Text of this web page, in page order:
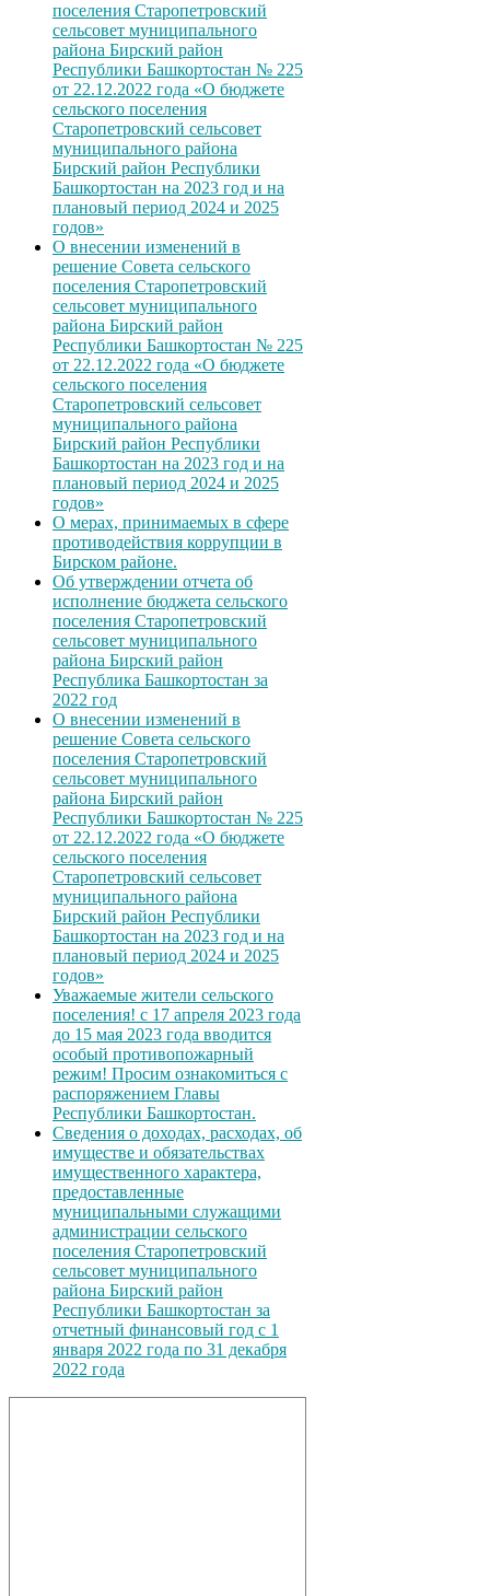
поселения Старопетровский
сельсовет муниципального
района Бирский район
Республики Башкортостан № 225
от 22.12.2022 года «О бюджете
сельского поселения
Старопетровский сельсовет
муниципального района
Бирский район Республики
Башкортостан на 2023 год и на
плановый период 2024 и 2025
годов»
О внесении изменений в
решение Совета сельского
поселения Старопетровский
сельсовет муниципального
района Бирский район
Республики Башкортостан № 225
от 22.12.2022 года «О бюджете
сельского поселения
Старопетровский сельсовет
муниципального района
Бирский район Республики
Башкортостан на 2023 год и на
плановый период 2024 и 2025
годов»
О мерах, принимаемых в сфере
противодействия коррупции в
Бирском районе.
Об утверждении отчета об
исполнение бюджета сельского
поселения Старопетровский
сельсовет муниципального
района Бирский район
Республика Башкортостан за
2022 год
О внесении изменений в
решение Совета сельского
поселения Старопетровский
сельсовет муниципального
района Бирский район
Республики Башкортостан № 225
от 22.12.2022 года «О бюджете
сельского поселения
Старопетровский сельсовет
муниципального района
Бирский район Республики
Башкортостан на 2023 год и на
плановый период 2024 и 2025
годов»
Уважаемые жители сельского
поселения! с 17 апреля 2023 года
до 15 мая 2023 года вводится
особый противопожарный
режим! Просим ознакомиться с
распоряжением Главы
Республики Башкортостан.
Сведения о доходах, расходах, об
имуществе и обязательствах
имущественного характера,
предоставленные
муниципальными служащими
администрации сельского
поселения Старопетровский
сельсовет муниципального
района Бирский район
Республики Башкортостан за
отчетный финансовый год с 1
января 2022 года по 31 декабря
2022 года